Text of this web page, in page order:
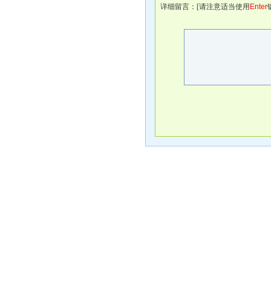
详细留言：[请注意适当使用 Enter